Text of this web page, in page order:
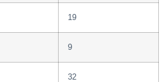
19
9
32